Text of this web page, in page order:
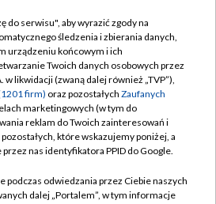
TVP
Regulamin TVP
prywatności
Moje zgody
Pomoc
Kontakt
do serwisu", aby wyrazić zgody na
śledzenia i zbierania danych,
urządzeniu końcowym i ich
Twoich danych osobowych przez
w likwidacji (zwaną dalej również „TVP”),
firm) oraz pozostałych Zaufanych
marketingowych (w tym do
reklam do Twoich zainteresowań i
które wskazujemy poniżej, a
nas identyfikatora PPID do Google.
podczas odwiedzania przez Ciebie naszych
dalej „Portalem”, w tym informacje